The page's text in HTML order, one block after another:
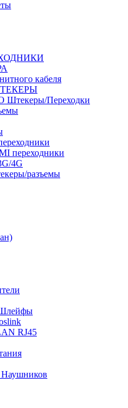
кабеля
Штекеры/Переходки
переходники
4G
разъемы
RJ45